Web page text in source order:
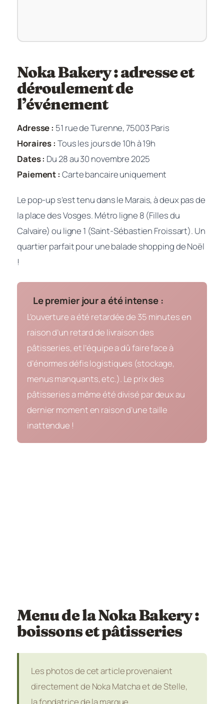
Noka Bakery : adresse et
déroulement de
l’événement
Adresse : 51 rue de Turenne, 75003 Paris
Horaires : Tous les jours de 10h à 19h
Dates : Du 28 au 30 novembre 2025
Paiement : Carte bancaire uniquement
Le pop-up s’est tenu dans le Marais, à deux pas de
la place des Vosges. Métro ligne 8 (Filles du
Calvaire) ou ligne 1 (Saint-Sébastien Froissart). Un
quartier parfait pour une balade shopping de Noël
!
Le premier jour a été intense :
L’ouverture a été retardée de 35 minutes en
raison d’un retard de livraison des
pâtisseries, et l’équipe a dû faire face à
d’énormes défis logistiques (stockage,
menus manquants, etc.). Le prix des
pâtisseries a même été divisé par deux au
dernier moment en raison d’une taille
inattendue !
Menu de la Noka Bakery :
boissons et pâtisseries
Les photos de cet article provenaient
directement de Noka Matcha et de Stelle,
la fondatrice de la marque.